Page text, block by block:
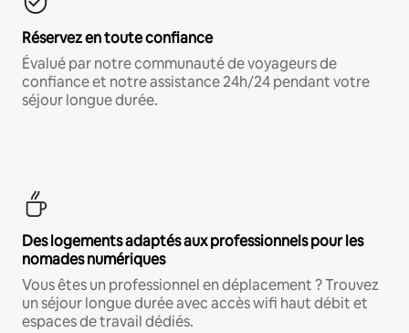
Réservez en toute confiance
Évalué par notre communauté de voyageurs de
confiance et notre assistance 24h/24 pendant votre
séjour longue durée.
Des logements adaptés aux professionnels pour les
nomades numériques
Vous êtes un professionnel en déplacement ? Trouvez
un séjour longue durée avec accès wifi haut débit et
espaces de travail dédiés.